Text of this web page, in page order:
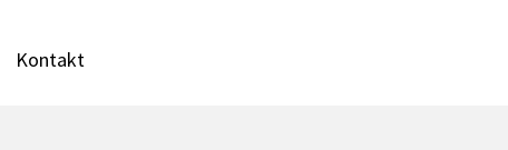
Kontakt